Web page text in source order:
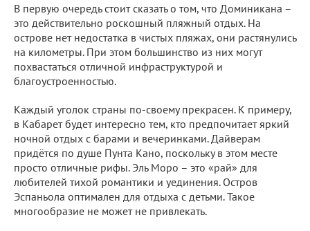
В первую очередь стоит сказать о том, что Доминикана –
это действительно роскошный пляжный отдых. На
острове нет недостатка в чистых пляжах, они растянулись
на километры. При этом большинство из них могут
похвастаться отличной инфраструктурой и
благоустроенностью.
Каждый уголок страны по-своему прекрасен. К примеру,
в Кабарет будет интересно тем, кто предпочитает яркий
ночной отдых с барами и вечеринками. Дайверам
придётся по душе Пунта Кано, поскольку в этом месте
просто отличные рифы. Эль Моро – это «рай» для
любителей тихой романтики и уединения. Остров
Эспаньола оптимален для отдыха с детьми. Такое
многообразие не может не привлекать.